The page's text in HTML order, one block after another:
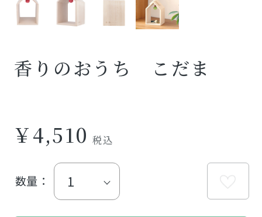
香りのおうち こだま
￥4,510
数量：